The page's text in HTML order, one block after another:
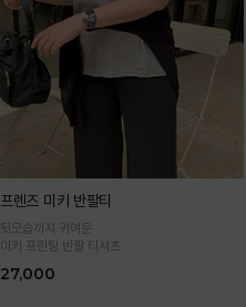
프렌즈 미키 반팔티
뒷모습까지 귀여운
미키 프린팅 반팔 티셔츠
27,000